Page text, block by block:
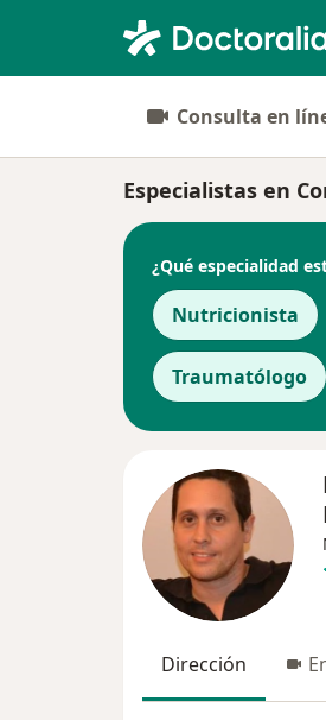
Consulta en
Especialistas en
¿Qué especialidad
Nutricionista
Traumatólogo
Dirección